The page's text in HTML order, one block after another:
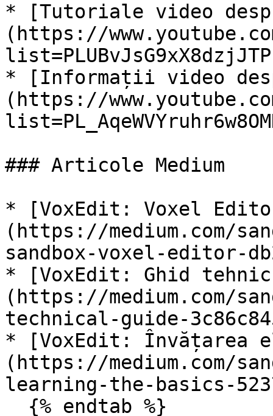
* [Tutoriale video
(https://
* [Informații video
(https://
### Articole Medium
* [VoxEdit: Voxel
(https://medium.com/
sandbox-voxel-editor-
* [VoxEdit: Ghid
(https://medium.com/
technical-guide-
* [VoxEdit: Învățarea
(https://medium.com/
learning-the-basics-